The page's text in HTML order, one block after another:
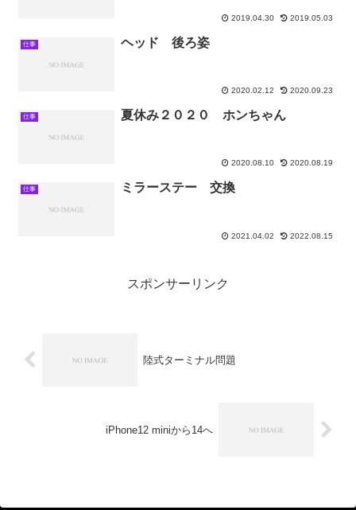
2019.04.30 2019.05.03
仕事 ヘッド 後ろ姿
2020.02.12 2020.09.23
仕事 夏休み２０２０ ホンちゃん
2020.08.10 2020.08.19
仕事 ミラーステー 交換
2021.04.02 2022.08.15
スポンサーリンク
陸式ターミナル問題
iPhone12 miniから14へ